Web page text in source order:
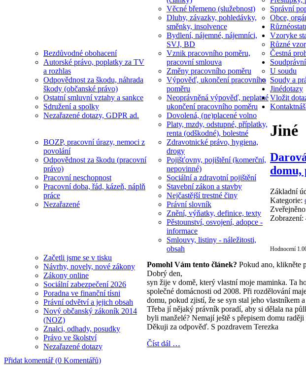
Věcné břemeno (služebnost)
Dluhy, závazky, pohledávky,
směnky, insolvence
Bydlení, nájemné, nájemníci,
SVJ, BD
Bezdůvodné obohacení
Autorské právo, poplatky za TV
a rozhlas
Odpovědnost za škodu, náhrada
škody (občanské právo)
Ostatní smluvní vztahy a sankce
Sdružení a spolky
Nezařazené dotazy, GDPR ad.
Vznik pracovního poměru,
pracovní smlouva
Změny pracovního poměru
Výpověď, ukončení pracovního
poměru
Neoprávněná výpověď, neplatné
ukončení pracovního poměru
Dovolená, (ne)placené volno
Platy, mzdy, odstupné, příplatky,
renta (odškodné), bolestné
BOZP, pracovní úrazy, nemoci z
povolání
Odpovědnost za škodu (pracovní
právo)
Pracovní neschopnost
Pracovní doba, řád, kázeň, náplň
práce
Nezařazené
Správní
Obce,
Různé
Zdravotnické právo, hygiena,
drogy
Pojišťovny, pojištění (komerční,
nepovinné)
Sociální a zdravotní pojištění
Stavební zákon a stavby
Nejčastější trestné činy
Právní slovník
Znění, výňatky, definice, texty
Pěstounství, osvojení, adopce -
informace
Smlouvy, listiny - náležitosti,
obsah
Začetli jsme se v tisku
Návrhy, novely, nové zákony
Zákony online
Sociální zabezpečení 2026
Poradna ve finanční tísni
Právní odvětví a jejich obsah
Nový občanský zákoník 2014
(NOZ)
Znalci, odhady, posudky
Právo ve školství
Nezařazené dotazy
Vzoryke
Různé
Čestná
Soud
U soudu
Soudy a
Jinédotazy
Vložit
Kontakt
Jiné
domu,
Základní
Kategorie:
Zobrazení:
Hodnocení
Pomohl Vám tento článek? Pokud ano, klikněte
Dobrý den,
syn žije v domě, který vlastní moje maminka. Ta
společné domácnosti od 2008. Při rozdělování
domu, pokud zjistí, že se syn stal jeho vlastníkem
Třeba jí nějaký právník poradí, aby si dělala na
byli manželé? Nemají ještě s přepisem domu
Děkuji za odpověď. S pozdravem Terezka
Číst dál …
Přidat komentář (0 Komentářů)